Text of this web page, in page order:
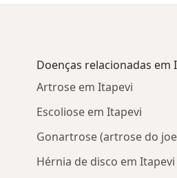
Doenças relacionadas em
Artrose em Itapevi
Escoliose em Itapevi
Gonartrose (artrose do
Hérnia de disco em Itapevi